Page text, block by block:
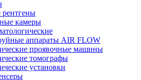
рентгены
камеры
аппараты AIR FLOW
проявочные машины
томографы
установки